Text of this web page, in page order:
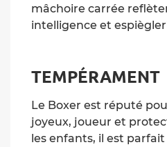
mâchoire carrée
intelligence et
TEMPÉRAMENT
Le Boxer est réputé
joyeux, joueur et
les enfants, il est